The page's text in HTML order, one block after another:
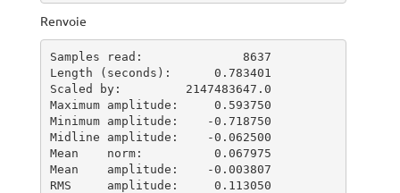
Renvoie
Samples read:              8637
Length (seconds):      0.783401
Scaled by:         2147483647.0
Maximum amplitude:     0.593750
Minimum amplitude:    -0.718750
Midline amplitude:    -0.062500
Mean    norm:          0.067975
Mean    amplitude:    -0.003807
RMS     amplitude:     0.113050